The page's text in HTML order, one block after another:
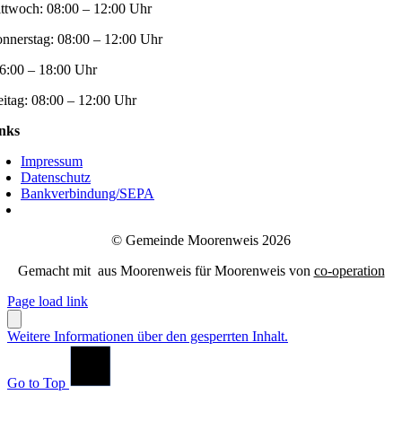
08:00 – 12:00 Uhr
08:00 – 12:00 Uhr
– 18:00 Uhr
08:00 – 12:00 Uhr
Impressum
Datenschutz
Bankverbindung/SEPA
© Gemeinde Moorenweis 2026
Gemacht mit aus Moorenweis für Moorenweis von co-operation
Page load link
Weitere Informationen über den gesperrten Inhalt.
Go to Top